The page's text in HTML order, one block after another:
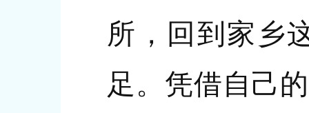
所，回到家乡
足。凭借自己